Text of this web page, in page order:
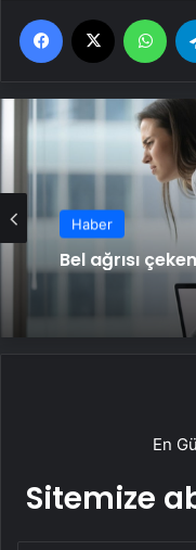
Facebook
Haber
Bel ağrısı
En
Sitemize